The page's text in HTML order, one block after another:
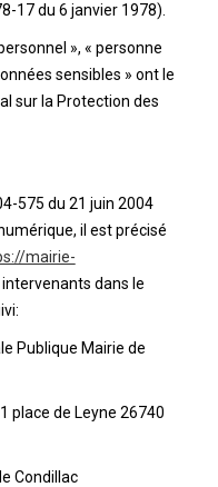
17 du 6 janvier 1978).
», « personne
sensibles » ont le
sur la Protection des
575 du 21 juin 2004
il est précisé
mairie-
dans le
Publique Mairie de
place de Leyne 26740
Condillac